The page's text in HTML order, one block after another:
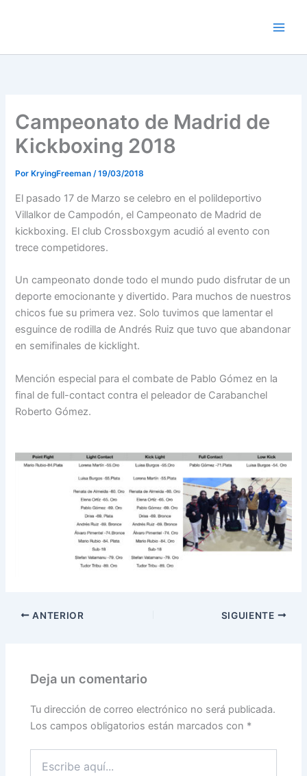
Campeonato de Madrid de
Kickboxing 2018
Por KryingFreeman/19/03/2018
El pasado 17 de Marzo se celebro en el polildeportivo
Villalkor de Campodón, el Campeonato de Madrid de
kickboxing. El club Crossboxgym acudió al evento con
trece competidores.
Un campeonato donde todo el mundo pudo disfrutar de un
deporte emocionante y divertido. Para muchos de nuestros
chicos fue su primera vez. Solo tuvimos que lamentar el
esguince de rodilla de Andrés Ruiz que tuvo que abandonar
en semifinales de kicklight.
Mención especial para el combate de Pablo Gómez en la
final de full-contact contra el peleador de Carabanchel
Roberto Gómez.
ANTERIOR SIGUIENTE
Deja un comentario
Tu dirección de correo electrónico no será publicada.
Los campos obligatorios están marcados con *
aquí...